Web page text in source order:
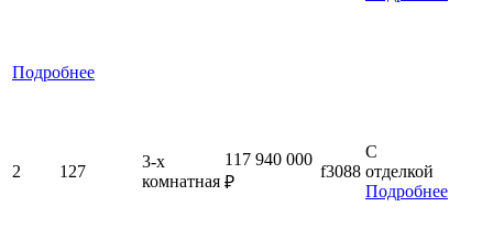
Подробнее
2 127
3-x
комнатная
117 940 000
₽
f3088
С
отделкой
Подробнее